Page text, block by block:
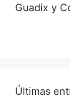
Guadix y
Últimas